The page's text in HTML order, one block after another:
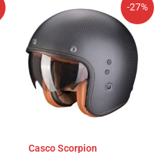
-27%
Casco Scorpion
precio
original
era:
329,90€.
precio
actual
es:
240,83€.